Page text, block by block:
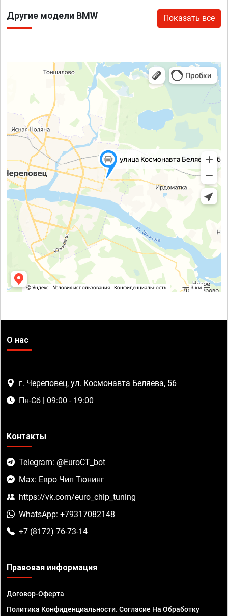
Другие модели BMW Показать все
О нас
г. Череповец, ул. Космонавта Беляева, 56
Пн-Сб | 09:00 - 19:00
Контакты
Telegram: @EuroCT_bot
Max: Евро Чип Тюнинг
https://vk.com/euro_chip_tuning
WhatsApp: +79317082148
+7 (8172) 76-73-14
Правовая информация
Договор-Оферта
Политика Конфиденциальности. Согласие На Обработку